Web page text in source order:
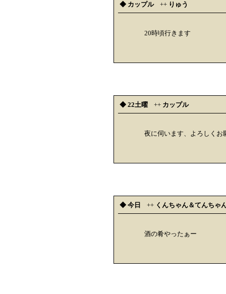
◆ カップル++ りゅう
20時頃行きます
◆ 22土曜 ++ カップル
夜に伺います、よろしくお
◆ 今日 ++ くんちゃん＆てんちゃ
酒の肴やったぁー